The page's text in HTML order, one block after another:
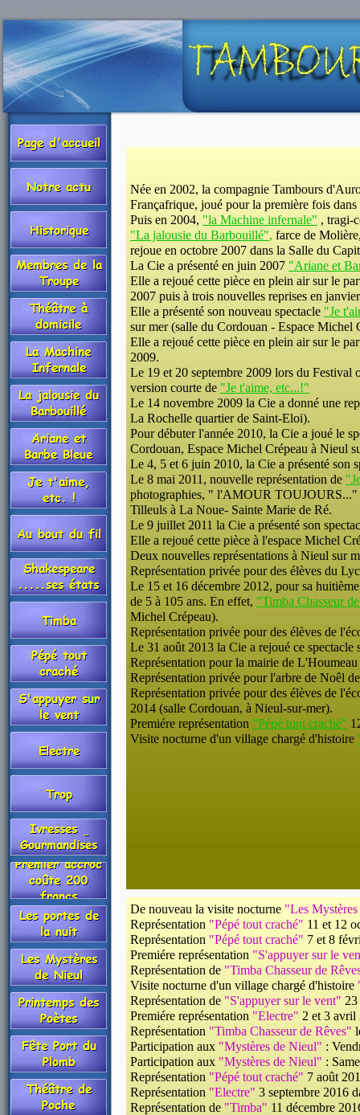
Née en 2002, la compagnie Tambours
Françafrique, joué pour la première fois
Puis en 2004, "la Machine infernale" , tragi-
"La jalousie du Barbouillé", farce de
rejoue en octobre 2007 dans la Salle du
La Cie a présenté en juin 2007 "Ariane et
Elle a rejoué cette pièce en plein air sur le
2007 puis à trois nouvelles reprises en
Elle a présenté son nouveau spectacle "Je
sur mer (salle du Cordouan - Espace Michel
Elle a rejoué cette pièce en plein air sur le
2009.
Le 19 et 20 septembre 2009 lors du
version courte de "Je t'aime, etc...!"
Le 14 novembre 2009 la Cie a donné une
La Rochelle quartier de Saint-Eloi).
Pour débuter l'année 2010, la Cie a joué le
Cordouan, Espace Michel Crépeau à Nieul
Le 4, 5 et 6 juin 2010, la Cie a présenté son
Le 8 mai 2011, nouvelle représentation de
photographies, " l'AMOUR TOUJOURS..."
Tilleuls à La Noue- Sainte Marie de Ré.
Le 9 juillet 2011 la Cie a présenté son
Elle a rejoué cette pièce à l'espace Michel
Deux nouvelles représentations à Nieul sur
Représentation privée pour des élèves du
Le 15 et 16 décembre 2012, pour sa
de 5 à 105 ans. En effet, "Timba Chasseur
Michel Crépeau).
Représentation privée pour des élèves de
Le 31 août 2013 la Cie a rejoué ce
Représentation pour la mairie de
Représentation privée pour l'arbre de Noêl
Représentation privée pour des élèves de
2014 (salle Cordouan, à Nieul-sur-mer).
Premiére représentation "Pépé tout craché"
Visite nocturne d'un village chargé d'histoire
De nouveau la visite nocturne "Les
Représentation "Pépé tout craché" 11 et 12
Représentation "Pépé tout craché" 7 et 8
Premiére représentation "S'appuyer sur le
Représentation de "Timba Chasseur de
Visite nocturne d'un village chargé d'histoire
Représentation de "S'appuyer sur le vent"
Premiére représentation "Electre" 2 et 3 avril
Représentation "Timba Chasseur de Rêves"
Participation aux "Mystères de Nieul" :
Participation aux "Mystères de Nieul" :
Représentation "Pépé tout craché" 7 août
Représentation "Electre" 3 septembre 2016
Représentation de "Timba" 11 décembre